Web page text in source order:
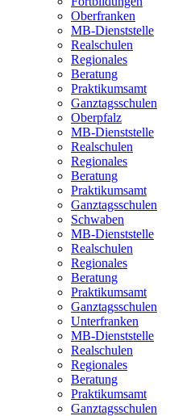
Oberfranken
MB-Dienststelle
Realschulen
Regionales
Beratung
Praktikumsamt
Ganztagsschulen
Oberpfalz
MB-Dienststelle
Realschulen
Regionales
Beratung
Praktikumsamt
Ganztagsschulen
Schwaben
MB-Dienststelle
Realschulen
Regionales
Beratung
Praktikumsamt
Ganztagsschulen
Unterfranken
MB-Dienststelle
Realschulen
Regionales
Beratung
Praktikumsamt
Ganztagsschulen